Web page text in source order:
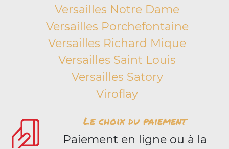
Versailles Notre Dame
Versailles Porchefontaine
Versailles Richard Mique
Versailles Saint Louis
Versailles Satory
Viroflay
Le choix du paiement
Paiement en ligne ou à la